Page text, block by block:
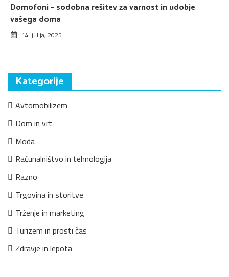
Domofoni – sodobna rešitev za varnost in udobje
vašega doma
14. julija, 2025
Kategorije
Avtomobilizem
Dom in vrt
Moda
Računalništvo in tehnologija
Razno
Trgovina in storitve
Trženje in marketing
Turizem in prosti čas
Zdravje in lepota